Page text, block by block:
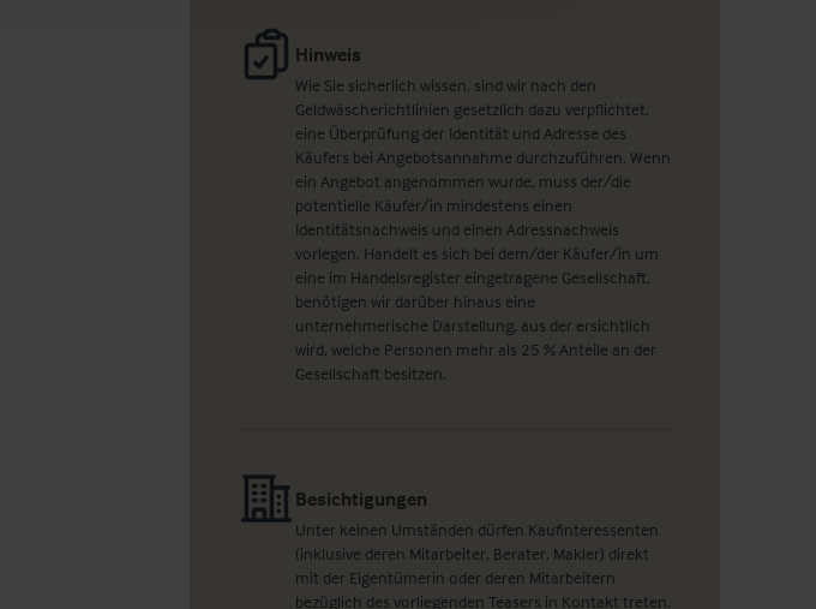
Hinweis
Wie Sie sicherlich wissen, sind wir nach den
Geldwäscherichtlinien gesetzlich dazu verpflichtet,
eine Überprüfung der Identität und Adresse des
Käufers bei Angebotsannahme durchzuführen. Wenn
ein Angebot angenommen wurde, muss der/die
potentielle Käufer/in mindestens einen
Identitätsnachweis und einen Adressnachweis
vorlegen. Handelt es sich bei dem/der Käufer/in um
eine im Handelsregister eingetragene Gesellschaft,
benötigen wir darüber hinaus eine
unternehmerische Darstellung, aus der ersichtlich
wird, welche Personen mehr als 25 % Anteile an der
Gesellschaft besitzen.
Besichtigungen
Unter keinen Umständen dürfen Kaufinteressenten
(inklusive deren Mitarbeiter, Berater, Makler) direkt
mit der Eigentümerin oder deren Mitarbeitern
bezüglich des vorliegenden Teasers in Kontakt treten.